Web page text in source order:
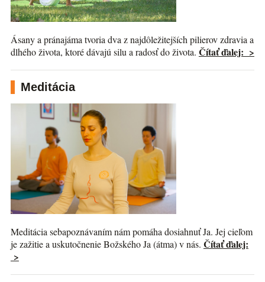
Ásany a pránajáma tvoria dva z najdôležitejších pilierov zdravia a
dlhého života, ktoré dávajú silu a radosť do života. Čítať ďalej: >
Meditácia
Meditácia sebapoznávaním nám pomáha dosiahnuť Ja. Jej cieľom
je zažitie a uskutočnenie Božského Ja (átma) v nás. Čítať ďalej:
>